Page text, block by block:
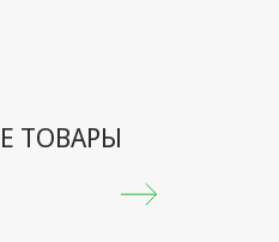
ТОВАРЫ